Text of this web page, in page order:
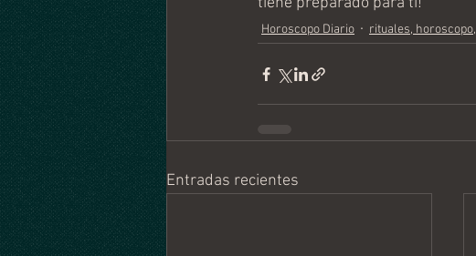
Horoscopo Diario rituales, horoscopo,
Entradas recientes